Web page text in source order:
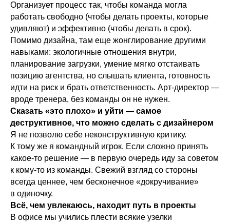
Организует процесс так, чтобы команда могла
работать свободно (чтобы делать проекты, которые
удивляют) и эффективно (чтобы делать в срок).
Помимо дизайна, там еще жонглирование другими
навыками: экологичные отношения внутри,
планирование загрузки, умение мягко отстаивать
позицию агентства, но слышать клиента, готовность
идти на риск и брать ответственность. Арт-директор —
вроде тренера, без команды он не нужен.
Сказать «это плохо» и уйти — самое
деструктивное, что можно сделать с дизайнером
Я не позволю себе неконструктивную критику.
К тому же я командный игрок. Если сложно принять
какое-то решение — в первую очередь иду за советом
к кому-то из команды. Свежий взгляд со стороны
всегда ценнее, чем бесконечное «докручивание»
в одиночку.
Всё, чем увлекаюсь, находит путь в проекты
В офисе мы учились плести всякие узелки